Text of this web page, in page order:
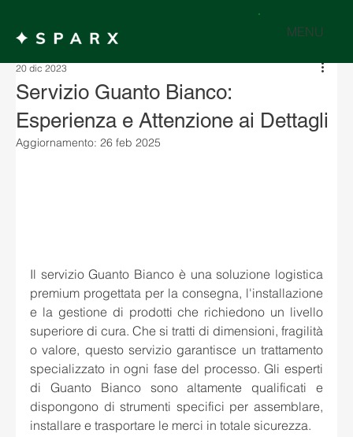
MENU
Servizio Guanto Bianco:
Esperienza e Attenzione ai Dettagli
20 dic 2023
Aggiornamento: 26 feb 2025
Il servizio Guanto Bianco è una soluzione logistica
premium progettata per la consegna, l'installazione
e la gestione di prodotti che richiedono un livello
superiore di cura. Che si tratti di dimensioni, fragilità
o valore, questo servizio garantisce un trattamento
specializzato in ogni fase del processo. Gli esperti
di Guanto Bianco sono altamente qualificati e
dispongono di strumenti specifici per assemblare,
installare e trasportare le merci in totale sicurezza.